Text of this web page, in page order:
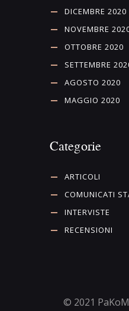
DICEMBRE 2020
NOVEMBRE
OTTOBRE 2020
SETTEMBRE
AGOSTO 2020
MAGGIO 2020
Categorie
ARTICOLI
COMUNICATI
INTERVISTE
RECENSIONI
© 2021